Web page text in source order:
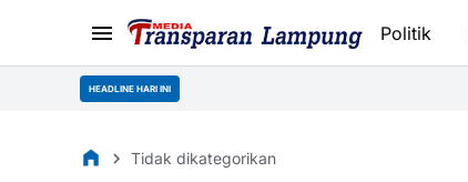
Politik
HEADLINE HARI INI
Tidak dikategorikan